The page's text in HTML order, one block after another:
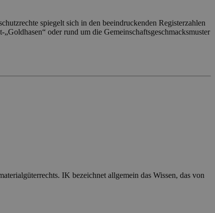
spiegelt sich in den beeindruckenden Registerzahlen
oder rund um die Gemeinschaftsgeschmacksmuster
IK bezeichnet allgemein das Wissen, das von